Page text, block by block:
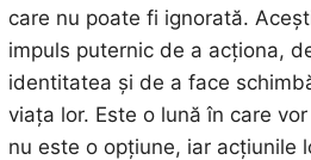
care nu poate fi ignorată.
impuls puternic de a acționa,
identitatea și de a face
viața lor. Este o lună în care
nu este o opțiune, iar acțiunile